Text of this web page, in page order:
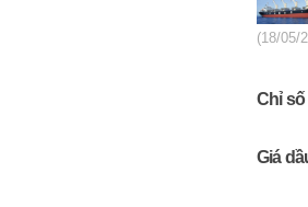
(18/05/
Chỉ
Giá